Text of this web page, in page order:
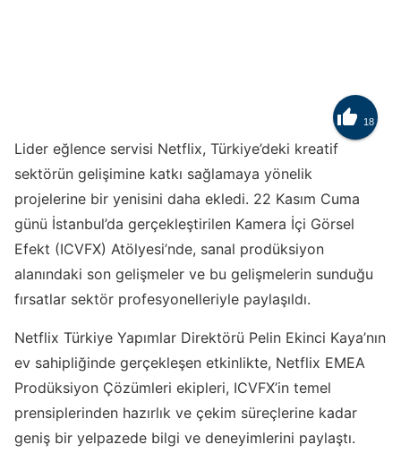
 18
Lider eğlence servisi Netflix, Türkiye’deki kreatif
sektörün gelişimine katkı sağlamaya yönelik
projelerine bir yenisini daha ekledi. 22 Kasım Cuma
günü İstanbul’da gerçekleştirilen Kamera İçi Görsel
Efekt (ICVFX) Atölyesi’nde, sanal prodüksiyon
alanındaki son gelişmeler ve bu gelişmelerin sunduğu
fırsatlar sektör profesyonelleriyle paylaşıldı.
Netflix Türkiye Yapımlar Direktörü Pelin Ekinci Kaya’nın
ev sahipliğinde gerçekleşen etkinlikte, Netflix EMEA
Prodüksiyon Çözümleri ekipleri, ICVFX’in temel
prensiplerinden hazırlık ve çekim süreçlerine kadar
geniş bir yelpazede bilgi ve deneyimlerini paylaştı.